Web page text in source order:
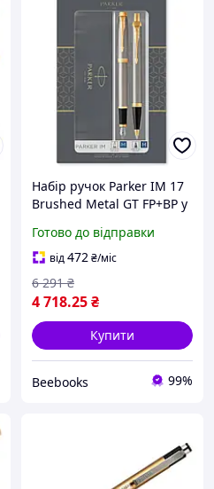
Набір ручок Parker IM 17
Brushed Metal GT FP+BP у
282b19)
Готово до відправки
від472₴/міс
4 718.25₴
6 291 ₴
Купити
Beebooks 99%